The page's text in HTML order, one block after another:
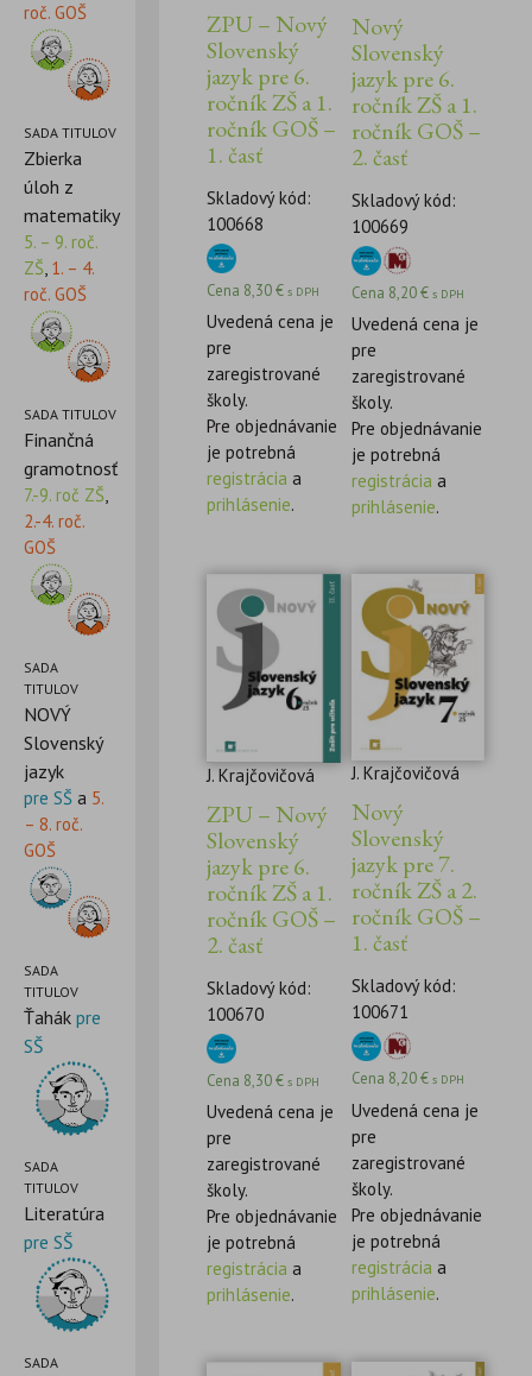
roč. GOŠ
SADA TITULOV
Zbierka
úloh z
matematiky
5. – 9. roč.
ZŠ, 1. – 4.
roč. GOŠ
SADA TITULOV
Finančná
gramotnosť
7.-9. roč ZŠ,
2.-4. roč.
GOŠ
SADA
TITULOV
NOVÝ
Slovenský
jazyk
pre SŠ a 5.
– 8. roč.
GOŠ
SADA
TITULOV
Ťahák pre
SŠ
SADA
TITULOV
Literatúra
pre SŠ
SADA
ZPU – Nový
Slovenský
jazyk pre 6.
ročník ZŠ a 1.
ročník GOŠ –
1. časť
Skladový kód:
100668
Cena 8,30€ s DPH
Uvedená cena je
pre
zaregistrované
školy.
Pre objednávanie
je potrebná
registrácia a
prihlásenie.
Nový
Slovenský
jazyk pre 6.
ročník ZŠ a 1.
ročník GOŠ –
2. časť
Skladový kód:
100669
Cena 8,20€ s DPH
Uvedená cena je
pre
zaregistrované
školy.
Pre objednávanie
je potrebná
registrácia a
prihlásenie.
J. Krajčovičová
ZPU – Nový
Slovenský
jazyk pre 6.
ročník ZŠ a 1.
ročník GOŠ –
2. časť
Skladový kód:
100670
Cena 8,30€ s DPH
Uvedená cena je
pre
zaregistrované
školy.
Pre objednávanie
je potrebná
registrácia a
prihlásenie.
J. Krajčovičová
Nový
Slovenský
jazyk pre 7.
ročník ZŠ a 2.
ročník GOŠ –
1. časť
Skladový kód:
100671
Cena 8,20€ s DPH
Uvedená cena je
pre
zaregistrované
školy.
Pre objednávanie
je potrebná
registrácia a
prihlásenie.